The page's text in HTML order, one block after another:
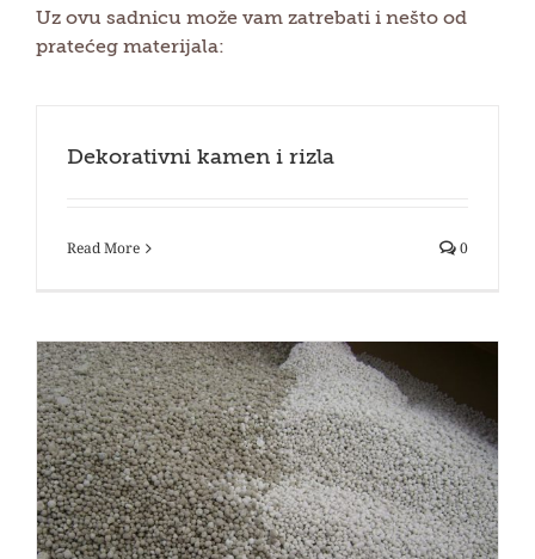
Uz ovu sadnicu može vam zatrebati i nešto od
pratećeg materijala:
Dekorativni kamen i rizla
Read More 0